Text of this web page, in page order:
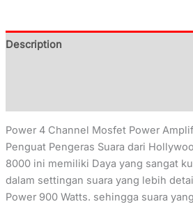
Description
Power 4 Channel Mosfet Power
Penguat Pengeras Suara dari
8000 ini memiliki Daya yang sangat
dalam settingan suara yang lebih
Power 900 Watts. sehingga suara